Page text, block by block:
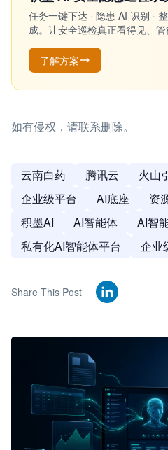
任务一键下达 · 隐患 AI 识别 ·
成。让安全巡检真正看得见、管
了解方案
如有侵权，请联系删除。
云南白药 腾讯云 火山
企业级平台
AI底座 资
积墨AI
AI智能体
AI智
私有化AI智能体平台
企业
Share This Post